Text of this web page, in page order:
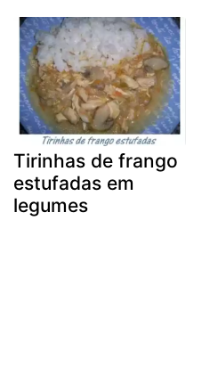
Tirinhas de frango
estufadas em
legumes